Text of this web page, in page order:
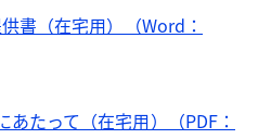
書（在宅用）（Word：
たって（在宅用）（PDF：